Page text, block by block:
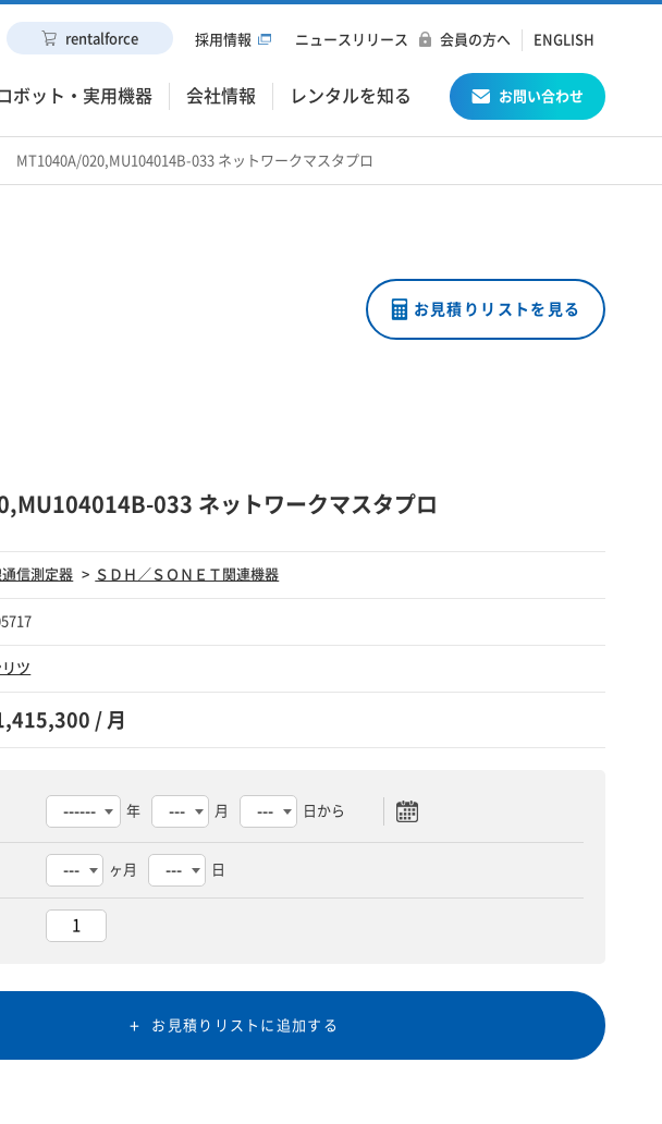
ボット・実用機器 会社情報 レンタルを知る お問い合わせ
rentalforce 採用情報 ニュースリリース 会員の方へ ENGLISH
MT1040A/020,MU104014B-033 ネットワークマスタプロ
お見積りリストを見る
033 ネットワークマスタプロ
信測定器 ＳＤＨ／ＳＯＮＥＴ関連機器
ツ
/ 月
年 月 日から
ヶ月 日
お見積りリストに追加する